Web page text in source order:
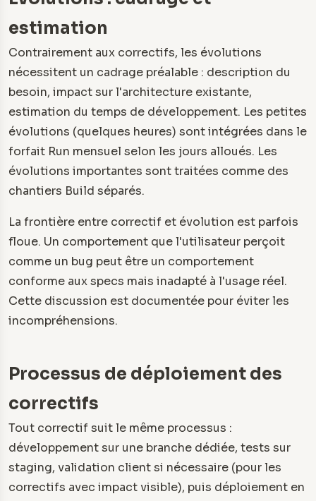
estimation
Contrairement aux correctifs, les évolutions
nécessitent un cadrage préalable : description du
besoin, impact sur l'architecture existante,
estimation du temps de développement. Les petites
évolutions (quelques heures) sont intégrées dans le
forfait Run mensuel selon les jours alloués. Les
évolutions importantes sont traitées comme des
chantiers Build séparés.
La frontière entre correctif et évolution est parfois
floue. Un comportement que l'utilisateur perçoit
comme un bug peut être un comportement
conforme aux specs mais inadapté à l'usage réel.
Cette discussion est documentée pour éviter les
incompréhensions.
Processus de déploiement des
correctifs
Tout correctif suit le même processus :
développement sur une branche dédiée, tests sur
staging, validation client si nécessaire (pour les
correctifs avec impact visible), puis déploiement en